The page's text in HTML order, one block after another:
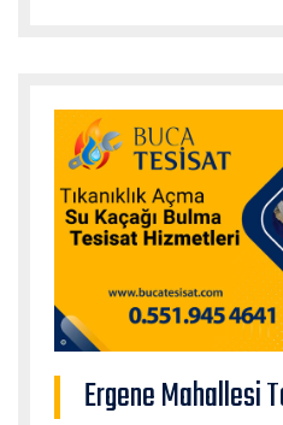
Ergene Mahallesi